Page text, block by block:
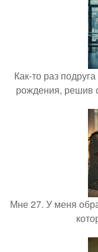
Как-то раз
рождения, решив
Мне 27. У меня